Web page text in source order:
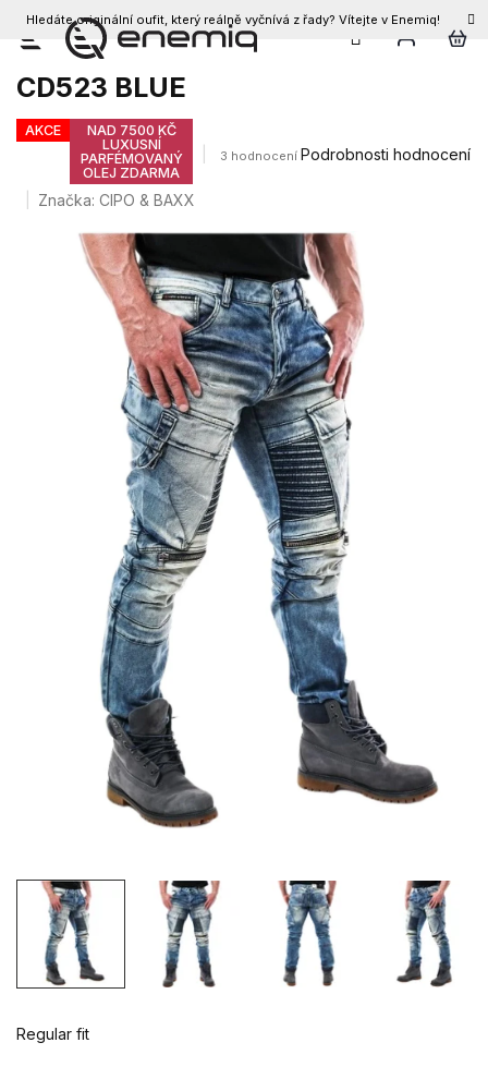
Přejít
obsah
Hledáte originální oufit, který reálně vyčnívá z řady? Vítejte v Enemiq!
CZK
Pánské džíny CIPO & BAXX
CD523 BLUE
AKCE
NAD 7500 KČ
LUXUSNÍ
PARFÉMOVANÝ
OLEJ ZDARMA
Průměrné
4,3
5
hvězdiček.
3 hodnocení Podrobnosti hodnocení
Značka:CIPO & BAXX
Regular fit